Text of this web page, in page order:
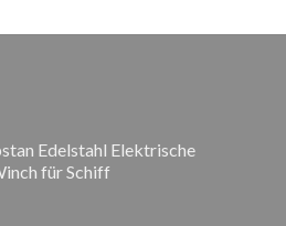
Edelstahl Elektrische
für Schiff